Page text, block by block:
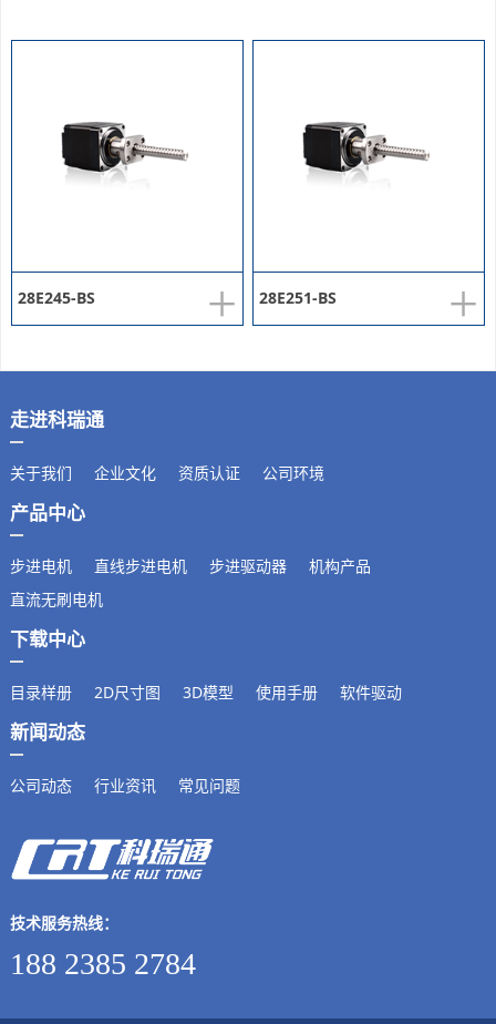
+
28E245-BS +
28E251-BS
走进科瑞通
关于我们 企业文化 资质认证 公司环境
产品中心
步进电机 直线步进电机 步进驱动器
机构产品
直流无刷电机
下载中心
目录样册 2D尺寸图 3D模型 使用手册 软件驱动
新闻动态
公司动态 行业资讯 常见问题
技术服务热线：
188 2385 2784